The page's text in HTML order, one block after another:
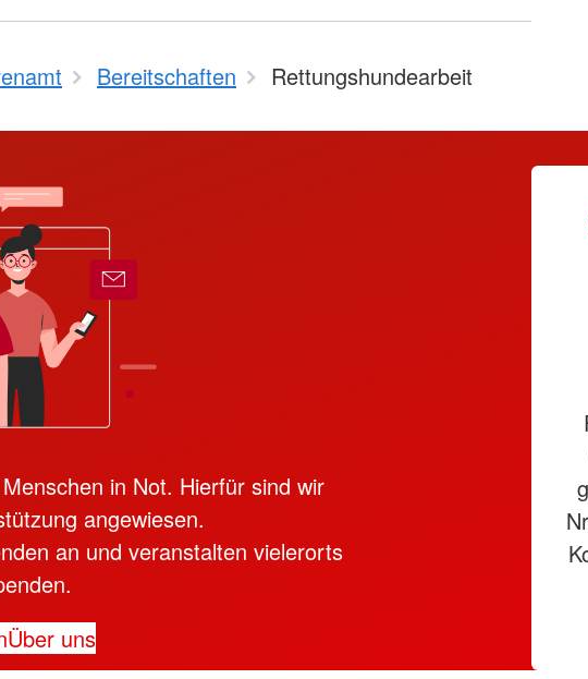
Bereitschaften Rettungshundearbeit
in Not. Hierfür sind wir
angewiesen.
an und veranstalten vielerorts
Über uns